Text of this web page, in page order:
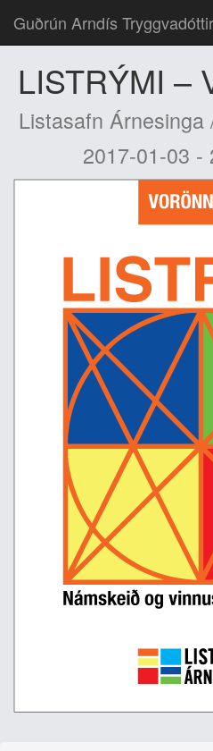
Guðrún Arndís Tryggvadóttir
LISTRÝMI –
Listasafn
2017-01-03 -